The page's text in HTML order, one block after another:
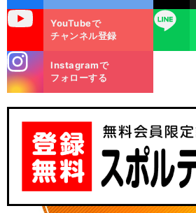
YouTubeで
チャンネル登録
LINE
m
Instagramで
フォローする